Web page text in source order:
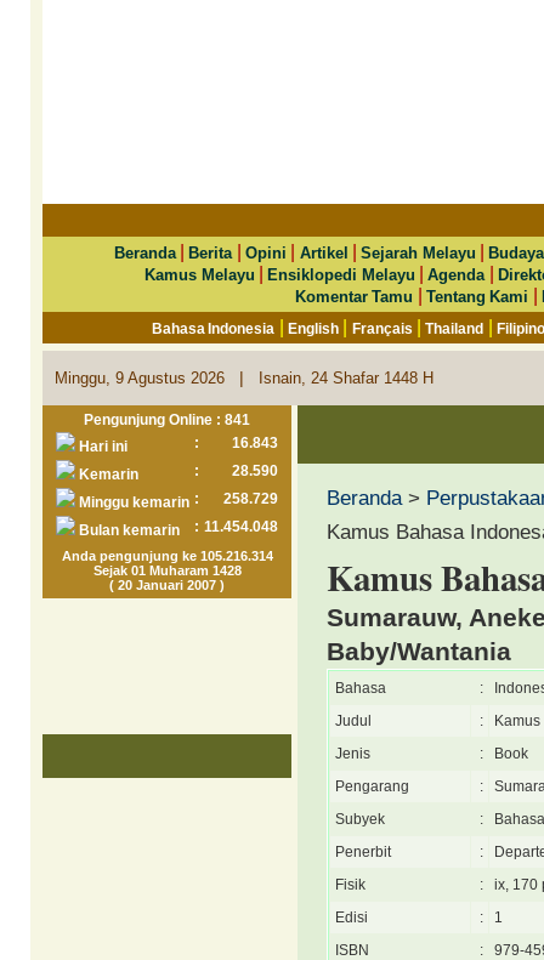
Beranda|Berita Opini Artikel |Sejarah Melayu |
Kamus Melayu
|Ensiklopedi Melayu |Agenda |
Komentar Tamu
|Tentang Kami |
Bahasa Indonesia |English Français |Thailand |
Minggu, 9 Agustus 2026 | Isnain, 24 Shafar 1448 H
Pengunjung Online : 841
Hari ini
:
16.843
Kemarin
:
28.590
Minggu kemarin :
258.729
Bulan kemarin
: 11.454.048
Anda pengunjung ke 105.216.314
Sejak 01 Muharam 1428
( 20 Januari 2007 )
Beranda>
Kamus Bahasa
Kamus
Sumarauw,
Baby/Wantania
Bahasa :
Judul
:
Jenis
:
Book
Pengarang
:
Subyek
:
Bahasa
Penerbit
:
Fisik
:
ix, 170
Edisi
:
1
ISBN
:
979-